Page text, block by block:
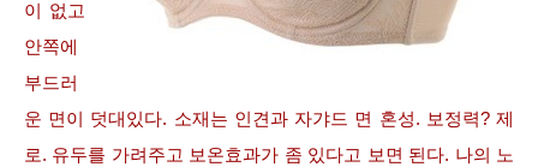
이 없고
안쪽에
부드러
운 면이 덧대있다. 소재는 인견과 자갸드 면 혼성. 보정력? 제
로. 유두를 가려주고 보온효과가 좀 있다고 보면 된다. 나의 노